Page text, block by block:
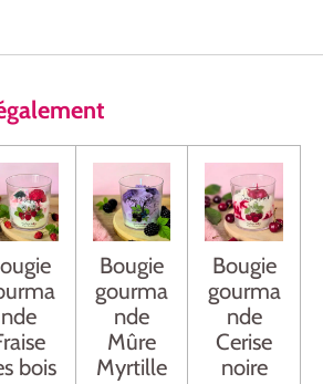
nde
bois
Bougie
gourma
nde
Mûre
Myrtille
Bougie
gourma
nde
Cerise
noire